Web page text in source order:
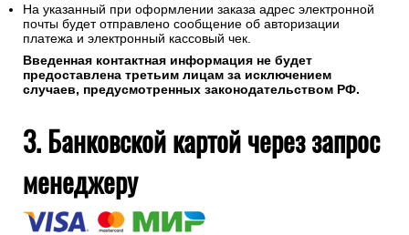
На указанный при оформлении заказа адрес электронной
почты будет отправлено сообщение об авторизации
платежа и электронный кассовый чек.
Введенная контактная информация не будет
предоставлена третьим лицам за исключением
случаев, предусмотренных законодательством РФ.
3. Банковской картой через запрос
менеджеру